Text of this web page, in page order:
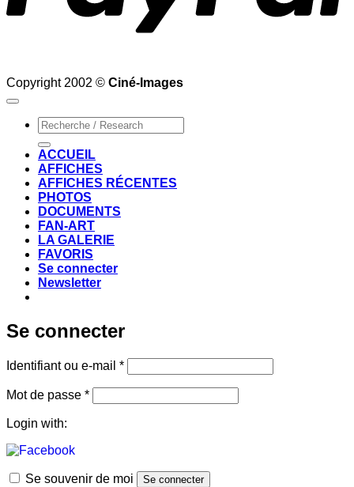
Copyright 2002 © Ciné-Images
Recherche
pour :
ACCUEIL
AFFICHES
AFFICHES RÉCENTES
PHOTOS
DOCUMENTS
FAN-ART
LA GALERIE
FAVORIS
Se connecter
Newsletter
Se connecter
Identifiant ou e-mail *Obligatoire
Mot de passe *Obligatoire
Login with:
Se souvenir de moi Se connecter